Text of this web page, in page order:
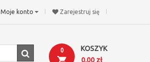
Zarejestruj się
Moje konto
KOSZYK
0
0,00 zł